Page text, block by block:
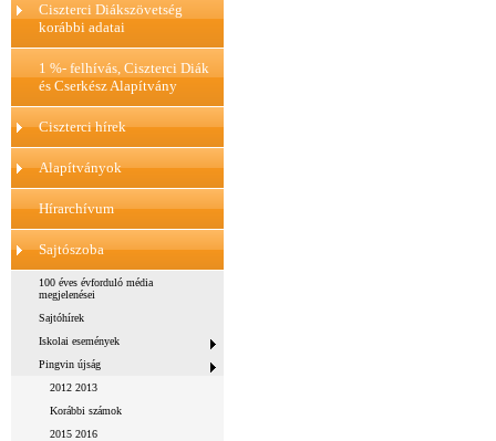
Ciszterci Diákszövetség
korábbi adatai
1 %- felhívás, Ciszterci Diák
és Cserkész Alapítvány
Ciszterci hírek
Alapítványok
Hírarchívum
Sajtószoba
100 éves évforduló média
megjelenései
Sajtóhírek
Iskolai események
Pingvin újság
2012 2013
Korábbi számok
2015 2016